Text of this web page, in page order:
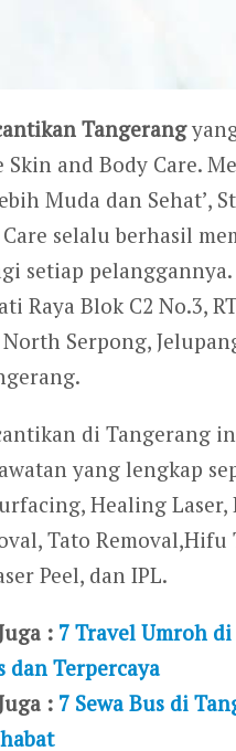
Tangerang
Skin and Body Care.
Muda dan Sehat’,
selalu berhasil
setiap
Raya Blok C2 No.3,
Serpong,
di Tangerang
yang lengkap
Healing Laser,
Tato Removal,Hifu
Peel, dan IPL.
: 7 Travel Umroh
dan Terpercaya
: 7 Sewa Bus di